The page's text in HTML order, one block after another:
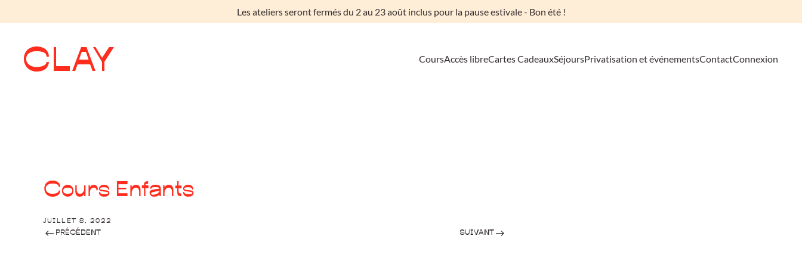
Les ateliers seront fermés du 2 au 23 août inclus pour la pause estivale - Bon été !
CoursAccès libreCartes CadeauxSéjoursPrivatisation et événementsContactConnexion
Cours Enfants
JUILLET 8, 2022
PRÉCÉDENT SUIVANT